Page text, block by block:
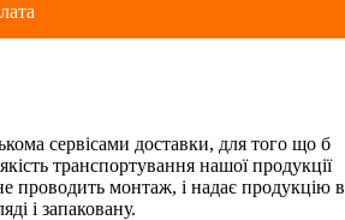
сервісами доставки, для того що б
транспортування нашої продукції
проводить монтаж, і надає продукцію в
і запаковану.